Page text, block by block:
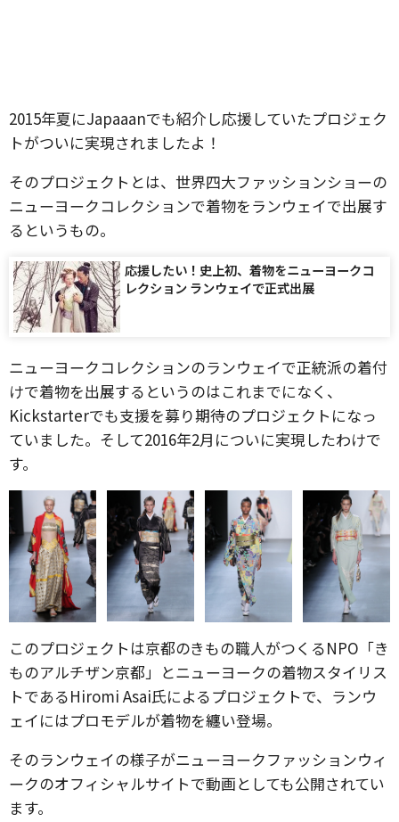
2015年夏にJapaaanでも紹介し応援していたプロジェク
トがついに実現されましたよ！
そのプロジェクトとは、世界四大ファッションショーの
ニューヨークコレクションで着物をランウェイで出展す
るというもの。
応援したい！史上初、着物をニューヨークコ
レクション ランウェイで正式出展
ニューヨークコレクションのランウェイで正統派の着付
けで着物を出展するというのはこれまでになく、
Kickstarterでも支援を募り期待のプロジェクトになっ
ていました。そして2016年2月についに実現したわけで
す。
このプロジェクトは京都のきもの職人がつくるNPO「き
ものアルチザン京都」とニューヨークの着物スタイリス
トであるHiromi Asai氏によるプロジェクトで、ランウ
ェイにはプロモデルが着物を纏い登場。
そのランウェイの様子がニューヨークファッションウィ
ークのオフィシャルサイトで動画としても公開されてい
ます。